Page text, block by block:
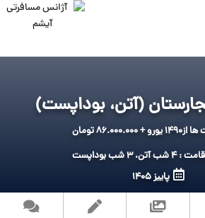
(آتن، بوداپست)
از1490 یورو + 86.000.000 تومان
3 شب بوداپست
پاییز 1405